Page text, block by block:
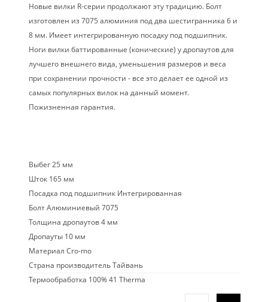
Новые вилки R-серии продолжают эту традицию. Болт
изготовлен из 7075 алюминия под два шестигранника 6 и
8 мм. Имеет интегрированную посадку под подшипник.
Ноги вилки баттированные (конические) у дропаутов для
лучшего внешнего вида, уменьшения размеров и веса
при сохранении прочности - все это делает ее одной из
самых популярных вилок на данный момент.
Пожизненная гарантия.
Выбег 25 мм
Шток 165 мм
Посадка под подшипник Интегрированная
Болт Алюминиевый 7075
Толщина дропаутов 4 мм
Дропауты 10 мм
Материал Cro-mo
Страна производитель Тайвань
Термообработка 100% 41 Therma